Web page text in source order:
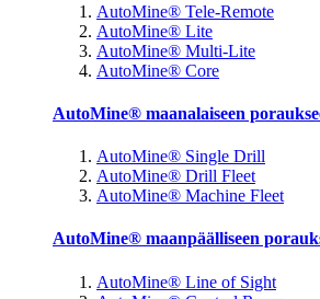
AutoMine® Tele-Remote
AutoMine® Lite
AutoMine® Multi-Lite
AutoMine® Core
AutoMine® maanalaiseen
AutoMine® Single Drill
AutoMine® Drill Fleet
AutoMine® Machine Fleet
AutoMine® maanpäälliseen
AutoMine® Line of Sight